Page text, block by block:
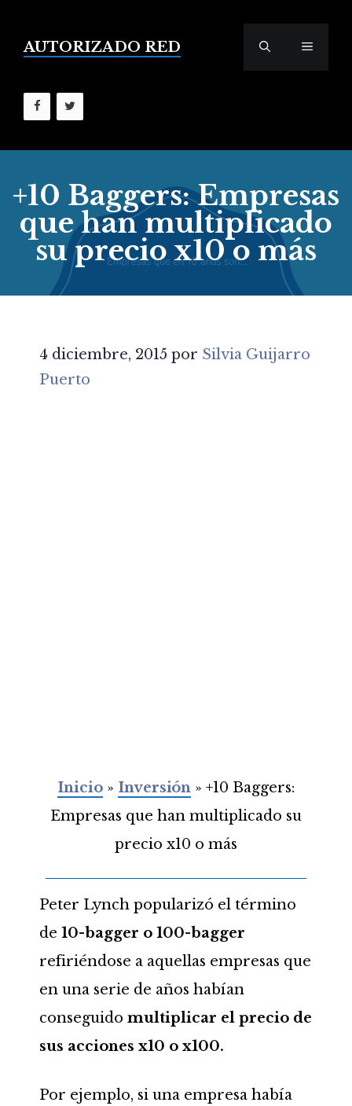
contenido
AUTORIZADO RED MENÚ
+10 Baggers: Empresas
que han multiplicado
su precio x10 o más
4 diciembre, 2015 por Silvia Guijarro
Puerto
Inicio» Inversión »+10 Baggers:
Empresas que han multiplicado su
precio x10 o más
Peter Lynch popularizó el término
de 10-bagger o 100-bagger
refiriéndose a aquellas empresas que
en una serie de años habían
conseguido multiplicar el precio de
sus acciones x10 o x100.
Por ejemplo, si una empresa había